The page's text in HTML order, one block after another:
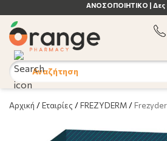
ΑΝΟΣΟΠΟΙΗΤΙΚΟ | Δες
Αναζήτηση
Αρχική /Εταιρίες /FREZYDERM /